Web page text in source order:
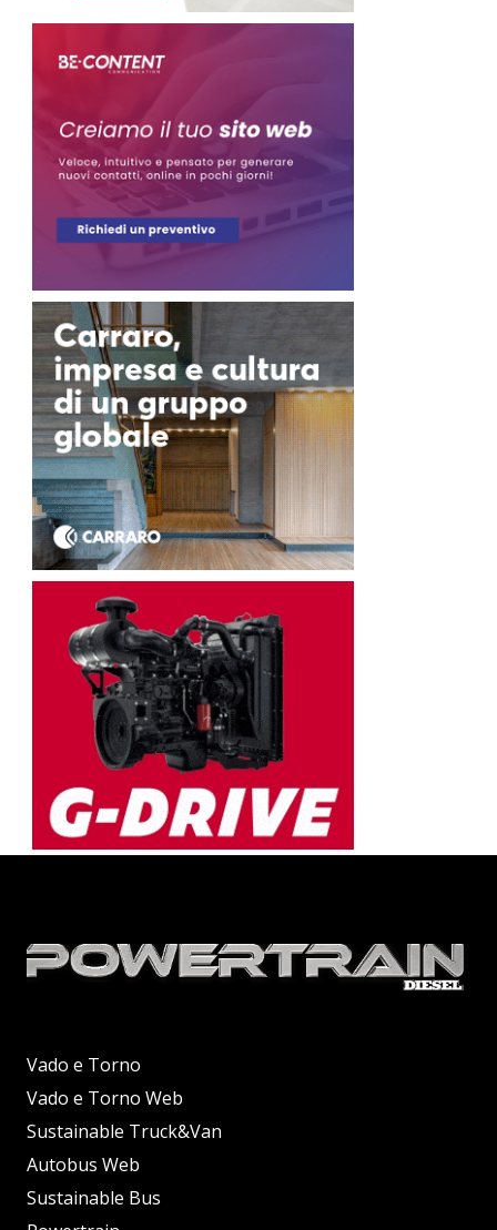
Vado e Torno
Vado e Torno Web
Sustainable Truck&Van
Autobus Web
Sustainable Bus